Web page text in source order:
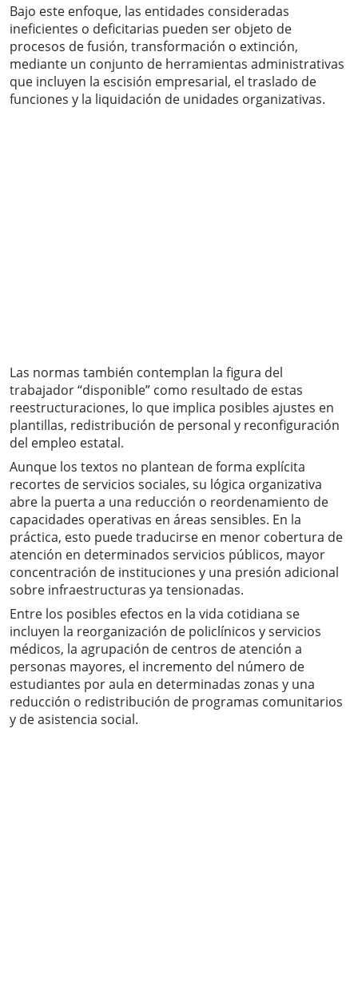
Bajo este enfoque, las entidades consideradas
ineficientes o deficitarias pueden ser objeto de
procesos de fusión, transformación o extinción,
mediante un conjunto de herramientas administrativas
que incluyen la escisión empresarial, el traslado de
funciones y la liquidación de unidades organizativas.
Las normas también contemplan la figura del
trabajador “disponible” como resultado de estas
reestructuraciones, lo que implica posibles ajustes en
plantillas, redistribución de personal y reconfiguración
del empleo estatal.
Aunque los textos no plantean de forma explícita
recortes de servicios sociales, su lógica organizativa
abre la puerta a una reducción o reordenamiento de
capacidades operativas en áreas sensibles. En la
práctica, esto puede traducirse en menor cobertura de
atención en determinados servicios públicos, mayor
concentración de instituciones y una presión adicional
sobre infraestructuras ya tensionadas.
Entre los posibles efectos en la vida cotidiana se
incluyen la reorganización de policlínicos y servicios
médicos, la agrupación de centros de atención a
personas mayores, el incremento del número de
estudiantes por aula en determinadas zonas y una
reducción o redistribución de programas comunitarios
y de asistencia social.